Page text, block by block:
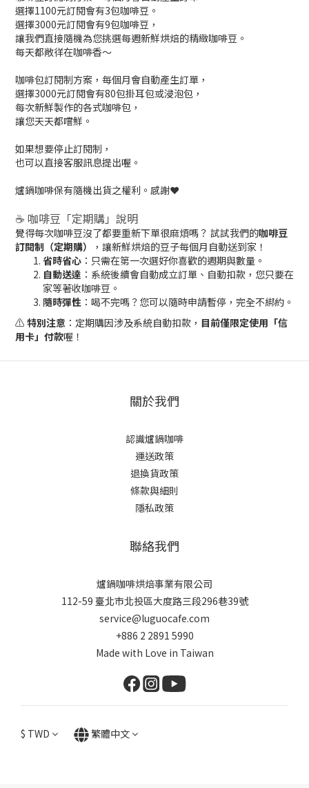
選擇1100元訂閱會有3包咖啡豆。
選擇3000元訂閱會有9包咖啡豆，
讓我們直接隨機為您挑選每週新鮮烘焙的精緻咖啡豆。
每天都敞徉在咖啡香～
咖啡包訂閱制方案，每個月會自動產生訂單，
選擇3000元訂閱會有80包掛耳包或浸泡包，
每次新鮮製作的各式咖啡包，
讓您天天都嚐鮮。
如果想要停止訂閱制，
也可以直接客服訊息提出喔。
爐鍋咖啡保有隨機出貨之權利。感謝❤️
☕️ 咖啡豆「定期購」說明
覺得每次咖啡豆沒了都要重新下單很麻煩嗎？ 試試我們的咖啡豆
訂閱制（定期購）
，讓新鮮烘焙的豆子每個月自動送到家！
省時省心 ：只需在第一次選好你喜歡的週期與數量。
自動送達 ：系統後續會自動成立訂單、自動扣款，您只要在
家等著收咖啡豆。
隨時彈性 ：喝不完嗎？您可以隨時申請暫停，完全不綁約。
⚠️ 特別注意 ：定期購因涉及系統自動扣款， 目前僅限定使用「信
用卡」付款喔！
關於我們
認識爐鍋咖啡
運送政策
退換貨政策
條款與細則
隱私政策
聯絡我們
爐鍋咖啡烘焙事業有限公司
112-59 臺北市北投區大度路三段296巷39號
service@luguocafe.com
+886 2 2891 5990
Made with Love in Taiwan
$ TWD 繁體中文